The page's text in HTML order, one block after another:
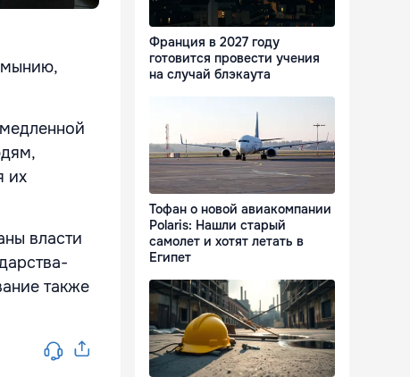
их
власти
также
Франция в 2027 году
готовится провести учения
на случай блэкаута
Тофан о новой авиакомпании
Polaris: Нашли старый
самолет и хотят летать в
Египет